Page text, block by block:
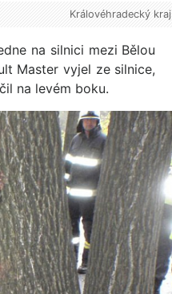
Královéhradecký kraj
na silnici mezi Bělou
Master vyjel ze silnice,
na levém boku.